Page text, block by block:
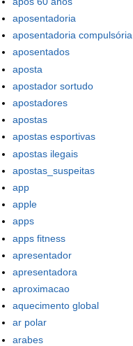
aposentadoria
aposentadoria compulsória
aposentados
aposta
apostador sortudo
apostadores
apostas
apostas esportivas
apostas ilegais
apostas_suspeitas
app
apple
apps
apps fitness
apresentador
apresentadora
aproximacao
aquecimento global
ar polar
arabes